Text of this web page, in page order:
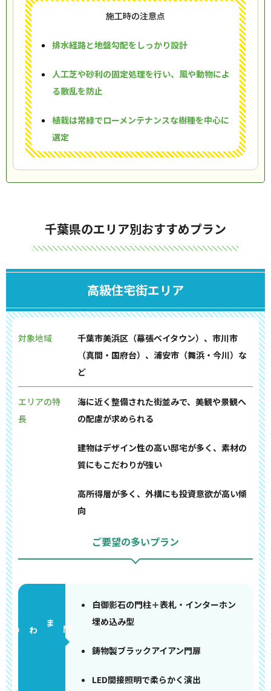
施工時の注意点
排水経路と地盤勾配をしっかり設計
人工芝や砂利の固定処理を行い、風や動物によ
る散乱を防止
植栽は常緑でローメンテナンスな樹種を中心に
選定
千葉県のエリア別おすすめプラン
高級住宅街エリア
対象地域
千葉市美浜区（幕張ベイタウン）、市川市
（真間・国府台）、浦安市（舞浜・今川）な
ど
エリアの特
長
海に近く整備された街並みで、美観や景観へ
の配慮が求められる
建物はデザイン性の高い邸宅が多く、素材の
質にもこだわりが強い
高所得層が多く、外構にも投資意欲が高い傾
向
ご要望の多いプラン
門まわり
白御影石の門柱＋表札・インターホン
埋め込み型
鋳物製ブラックアイアン門扉
LED間接照明で柔らかく演出